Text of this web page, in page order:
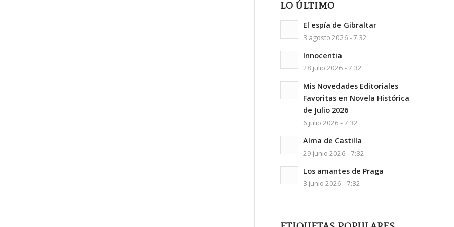
LO ÚLTIMO
El espía de Gibraltar
3 agosto 2026 - 7:32
Innocentia
28 julio 2026 - 7:32
Mis Novedades Editoriales
Favoritas en Novela Histórica
de Julio 2026
6 julio 2026 - 7:32
Alma de Castilla
29 junio 2026 - 7:32
Los amantes de Praga
3 junio 2026 - 7:32